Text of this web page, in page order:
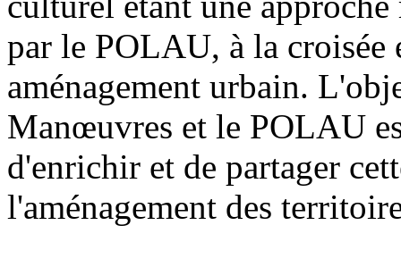
par le POLAU, à la croisée
aménagement urbain.
Manœuvres et le POLAU
d'enrichir et de partager
l'aménagement des